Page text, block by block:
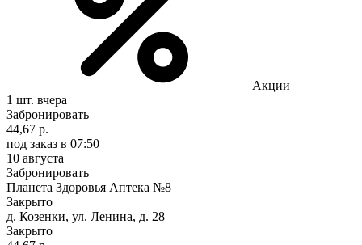
Акции
1 шт. вчера
Забронировать
44,67 р.
под заказ в 07:50
10 августа
Забронировать
Планета Здоровья Аптека №8
Закрыто
д. Козенки, ул. Ленина, д. 28
Закрыто